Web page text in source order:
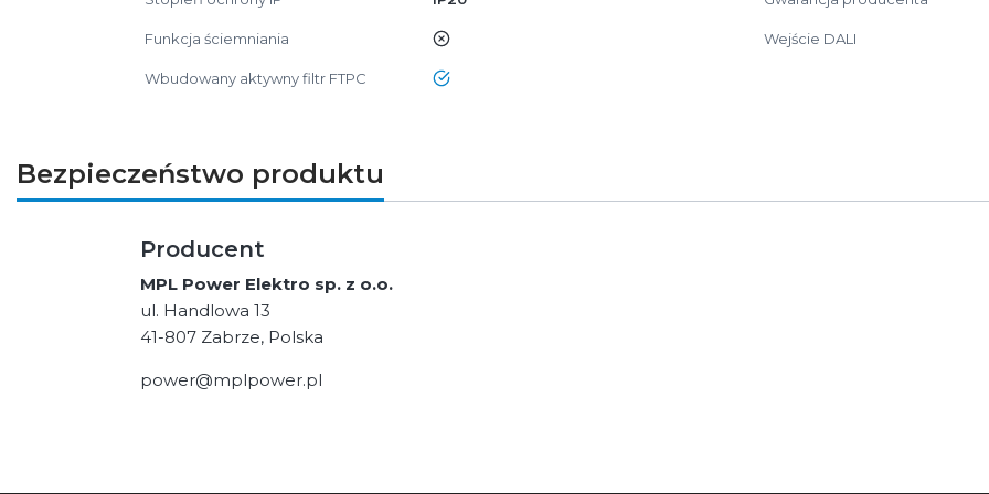
Funkcja ściemniania nie Wejście DALI
Wbudowany aktywny filtr FTPC tak
Bezpieczeństwo produktu
Producent
MPL Power Elektro sp. z o.o.
ul. Handlowa 13
41-807 Zabrze, Polska
power@mplpower.pl